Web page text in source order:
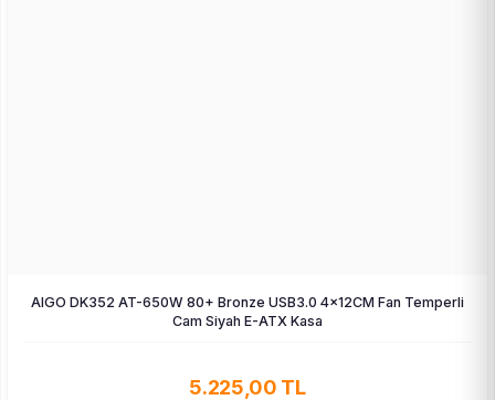
AIGO DK352 AT-650W 80+ Bronze USB3.0 4×12CM Fan Temperli
Cam Siyah E-ATX Kasa
5.225,00 TL